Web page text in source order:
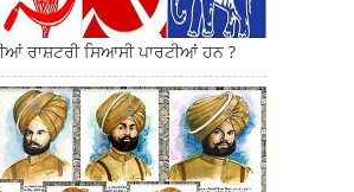
ਰਾਸ਼ਟਰੀ ਸਿਆਸੀ ਪਾਰਟੀਆਂ ਹਨ ?